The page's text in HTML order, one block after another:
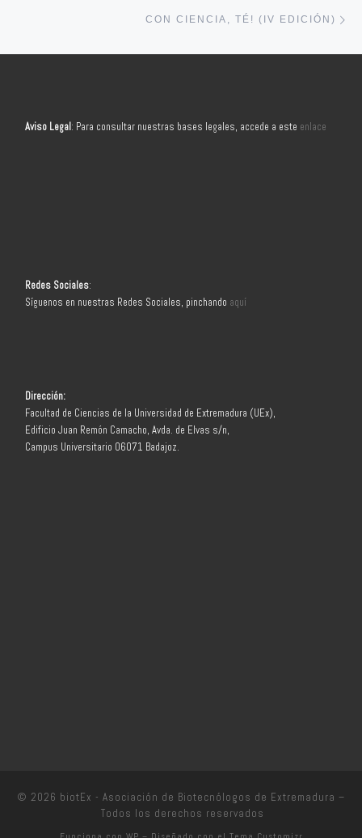
CON CIENCIA, TÉ! (IV EDICIÓN)
Aviso Legal: Para consultar nuestras bases legales, accede a este enlace
Redes Sociales:
Síguenos en nuestras Redes Sociales, pinchando aquí
Dirección:
Facultad de Ciencias de la Universidad de Extremadura (UEx),
Edificio Juan Remón Camacho, Avda. de Elvas s/n,
Campus Universitario 06071 Badajoz.
© 2026 biotEx - Asociación de Biotecnólogos de Extremadura –
Todos los derechos reservados